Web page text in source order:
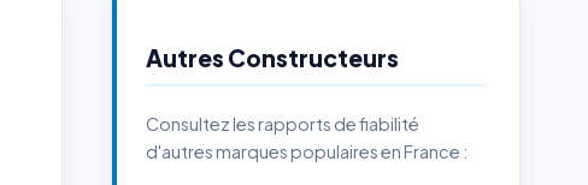
Autres Constructeurs
Consultez les rapports de fiabilité
d'autres marques populaires en France :